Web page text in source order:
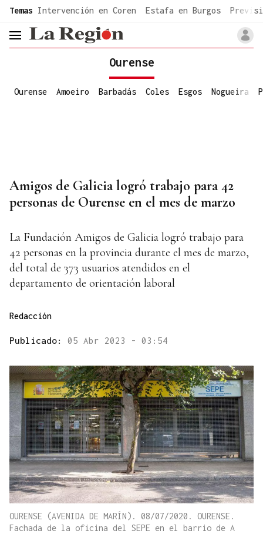
common.go-to-content
Temas Intervención en Coren Estafa en Burgos
header.menu.open
Ourense
Ourense Amoeiro Barbadás Coles Esgos Nogueira
Amigos de Galicia logró trabajo para 42
personas de Ourense en el mes de marzo
La Fundación Amigos de Galicia logró trabajo para
42 personas en la provincia durante el mes de marzo,
del total de 373 usuarios atendidos en el
departamento de orientación laboral
Redacción
Publicado: 05 Abr 2023 - 03:54
OURENSE (AVENIDA DE MARÍN). 08/07/2020. OURENSE.
Fachada de la oficina del SEPE en el barrio de A